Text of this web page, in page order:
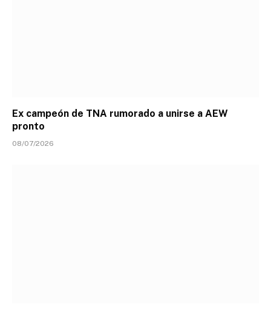
Ex campeón de TNA rumorado a unirse a AEW
pronto
08/07/2026